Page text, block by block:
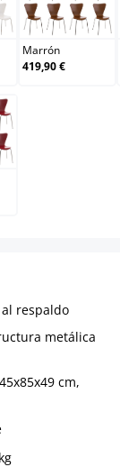
Marrón
Marrón
419,90 €
respaldo
metálica
cm,